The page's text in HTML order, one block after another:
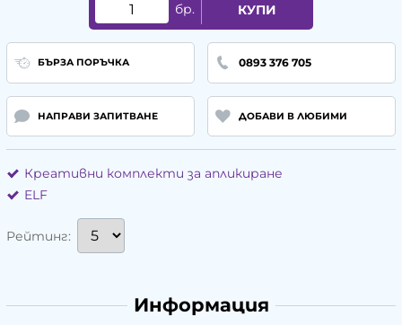
бр. КУПИ
БЪРЗА ПОРЪЧКА 0893 376 705
НАПРАВИ ЗАПИТВАНЕ ДОБАВИ В ЛЮБИМИ
Креативни комплекти за апликиране
ELF
Рейтинг:
Информация